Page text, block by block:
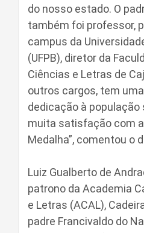
do nosso estado. O
também foi professor,
campus da
(UFPB), diretor da
Ciências e Letras de
outros cargos, tem
dedicação à
muita satisfação com
Medalha”, comentou o
Luiz Gualberto de
patrono da Academia
e Letras (ACAL),
padre Francivaldo do